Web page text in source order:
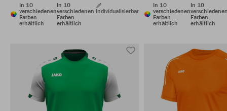
In 10
verschiedenen
Farben
erhältlich
In 10
verschiedenen
Farben
erhältlich
Individualisierbar
In 10
verschiedenen
Farben
erhältlich
In 10
Farben
erhältlich